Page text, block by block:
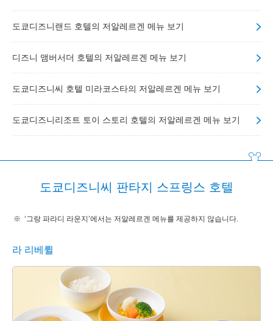
도쿄디즈니랜드 호텔의 저알레르겐 메뉴 보기
디즈니 앰버서더 호텔의 저알레르겐 메뉴 보기
도쿄디즈니씨 호텔 미라코스타의 저알레르겐 메뉴 보기
도쿄디즈니리조트 토이 스토리 호텔의 저알레르겐 메뉴 보기
도쿄디즈니씨 판타지 스프링스 호텔
‘그랑 파라디 라운지’에서는 저알레르겐 메뉴를 제공하지 않습니다.
라 리베륄